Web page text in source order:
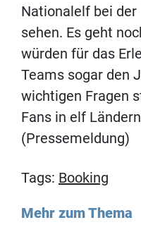
Nationalelf bei der
sehen. Es geht
würden für das
Teams sogar den
wichtigen Fragen
Fans in elf
(Pressemeldung)
Tags: Booking
Mehr zum Thema